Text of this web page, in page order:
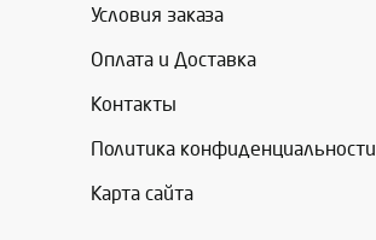
Условия заказа
Оплата и Доставка
Контакты
Политика конфиденциальности
Карта сайта